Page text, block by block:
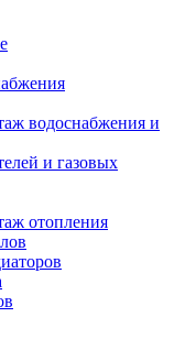
водоснабжения и
и газовых
отопления